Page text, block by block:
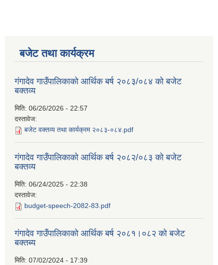
बजेट तथा कार्यक्रम
गंगादेव गाउँपालिकाको आर्थिक बर्ष २०८३/०८४ को बजेट
बक्तव्य
मिति: 06/26/2026 - 22:57
दस्तावेज:
बजेट वक्तव्य तथा कार्यक्रम २०८३-०८४.pdf
गंगादेव गाउँपालिकाको आर्थिक बर्ष २०८२/०८३ को बजेट
बक्तव्य
मिति: 06/24/2025 - 22:38
दस्तावेज:
budget-speech-2082-83.pdf
गंगादेव गाउँपालिकाको आर्थिक बर्ष २०८१।०८२ को बजेट
बक्तब्य
मिति: 07/02/2024 - 17:39